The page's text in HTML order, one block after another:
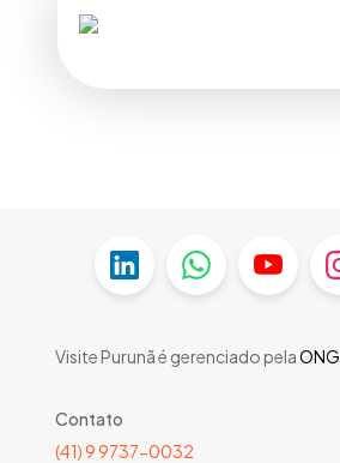
Visite Purunã é gerenciado pelaONG
Contato
(41) 9 9737-0032